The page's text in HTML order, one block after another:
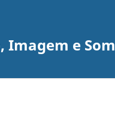
Imagem e Som